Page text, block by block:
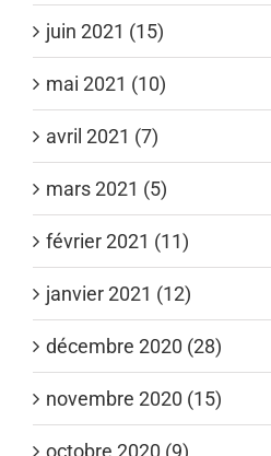
juin 2021 (15)
mai 2021 (10)
avril 2021 (7)
mars 2021 (5)
février 2021 (11)
janvier 2021 (12)
décembre 2020 (28)
novembre 2020 (15)